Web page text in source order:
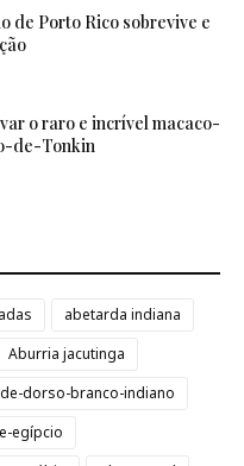
de Porto Rico sobrevive e
o raro e incrível macaco-
de-Tonkin
abetarda indiana
Aburria jacutinga
dorso-branco-indiano
egípcio